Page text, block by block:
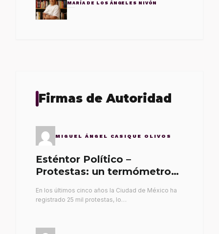
MARÍA DE LOS ÁNGELES NIVÓN
Firmas de Autoridad
MIGUEL ÁNGEL CASIQUE OLIVOS
Esténtor Político –
Protestas: un termómetro
En los últimos cinco años la Ciudad de México ha
registrado 25 mil protestas, lo…